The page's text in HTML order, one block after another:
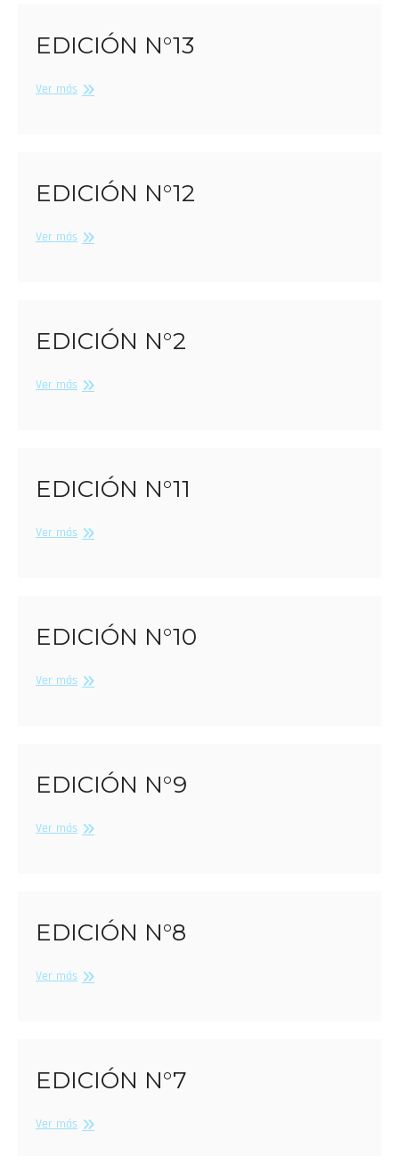
EDICIÓN N°13
Ver másEdición
EDICIÓN N°12
Ver másEdición
EDICIÓN N°2
Ver másEdición
EDICIÓN N°11
Ver másEdición
EDICIÓN N°10
Ver másEdición
EDICIÓN N°9
Ver másEdición
EDICIÓN N°8
Ver másEdición
EDICIÓN N°7
Ver másEdición